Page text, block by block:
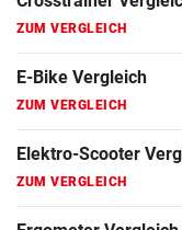
Fahrrad Test
ZUM VERGLEICH
Fahrradanhänger
ZUM VERGLEICH
Faszienrolle Vergleich
ZUM VERGLEICH